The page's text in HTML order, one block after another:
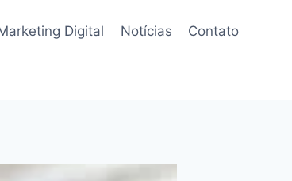
Digital Notícias Contato